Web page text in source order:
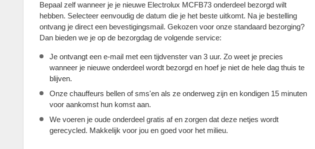
Bepaal zelf wanneer je je nieuwe Electrolux MCFB73 onderdeel bezorgd wilt
hebben. Selecteer eenvoudig de datum die je het beste uitkomt. Na je bestelling
ontvang je direct een bevestigingsmail. Gekozen voor onze standaard bezorging?
Dan bieden we je op de bezorgdag de volgende service:
Je ontvangt een e-mail met een tijdvenster van 3 uur. Zo weet je precies
wanneer je nieuwe onderdeel wordt bezorgd en hoef je niet de hele dag thuis te
blijven.
Onze chauffeurs bellen of sms'en als ze onderweg zijn en kondigen 15 minuten
voor aankomst hun komst aan.
We voeren je oude onderdeel gratis af en zorgen dat deze netjes wordt
gerecycled. Makkelijk voor jou en goed voor het milieu.